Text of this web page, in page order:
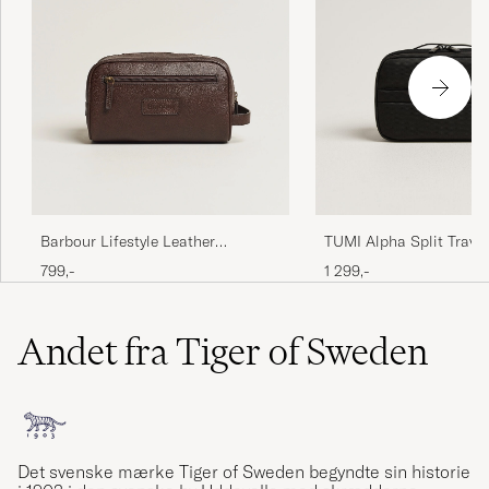
Barbour Lifestyle Leather
Washbag Brown
799,-
TUMI Alpha Split
1 299,-
Andet fra Tiger of Sweden
Det svenske mærke Tiger of Sweden begyndte sin historie